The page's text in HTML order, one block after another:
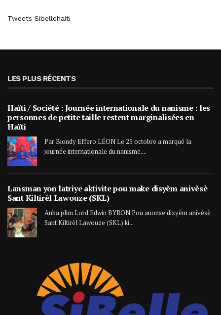
Tweets Sibellehaiti
LES PLUS RÉCENTS
Haïti / Société : Journée internationale du nanisme : les
personnes de petite taille restent marginalisées en
Haïti
Par Biondy Effero LÉON Le 25 octobre a marqué la
journée internationale du nanisme....
Lansman yon latriye aktivite pou make disyèm anivèsè
Sant Kiltirèl Lawouze (SKL)
Anba plim Lord Edwin BYRON Pou anonse dizyèm anivèsè
Sant Kiltirèl Lawouze (SKL) ki...